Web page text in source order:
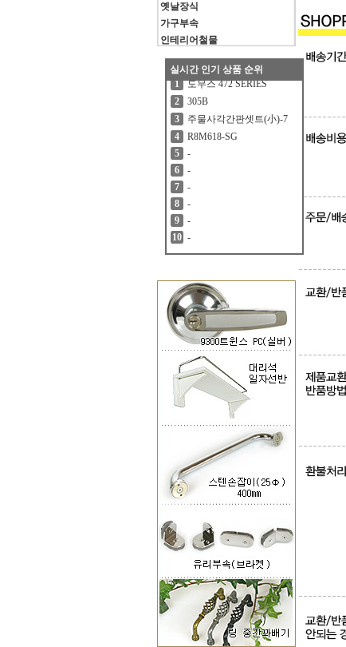
옛날장식
가구부속
인테리어철물
실시간 인기 상품 순위
1
도무스 472 SERIES
2
305B
3
주물사각간판셋트(小)-7
4
R8M618-SG
5
-
6
-
7
-
8
-
9
-
10 -